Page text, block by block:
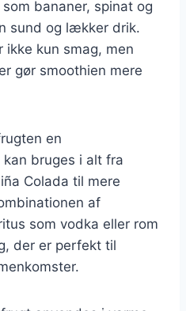
bananer, spinat og
sund og lækker drik.
ikke kun smag, men
gør smoothien mere
en
bruges i alt fra
Colada til mere
af
som vodka eller rom
der er perfekt til